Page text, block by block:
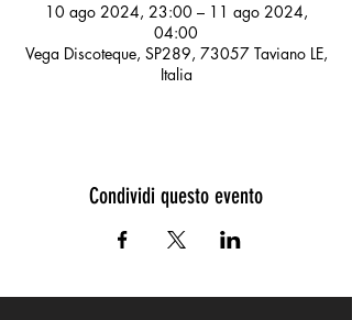
10 ago 2024, 23:00 – 11 ago 2024,
04:00
Vega Discoteque, SP289, 73057 Taviano LE,
Italia
Condividi questo evento